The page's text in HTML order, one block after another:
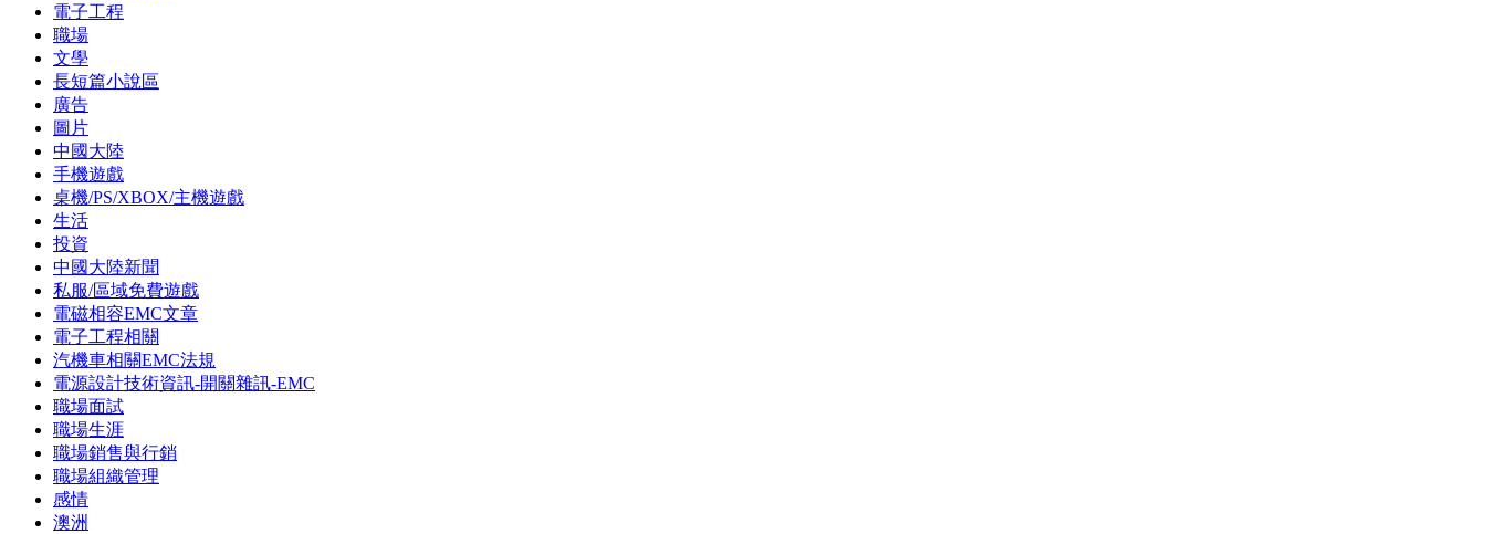
電子工程
職場
文學
長短篇小說區
廣告
圖片
中國大陸
手機遊戲
桌機/PS/XBOX/主機遊戲
生活
投資
中國大陸新聞
私服/區域免費遊戲
電磁相容EMC文章
電子工程相關
汽機車相關EMC法規
電源設計技術資訊-開關雜訊-EMC
職場面試
職場生涯
職場銷售與行銷
職場組織管理
感情
澳洲